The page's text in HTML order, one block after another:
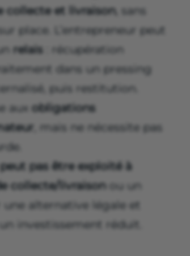
collecte et livraison, sans
place. L’entrepreneur peut
relais : récupération
dans un pressing
puis restitution.
aux obligations
, mais ne nécessite pas
pas être exploité à
collecte/livraisonou un
alternative légale et
investissement réduit.